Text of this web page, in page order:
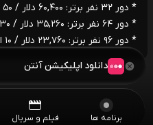
* دور ۳۲ نفر برتر: ‌۶۰,۴۰۰ دلار / ۵۰ امتیاز
* دور ۶۴ نفر برتر: ‌۳۵,۲۶۰ دلار / ۳۰ امتیاز
* دور ۹۶ نفر برتر: ‌۲۳,۷۶۰ دلار / ۱۰ امتیاز
برنامه ها فیلم و سریال
دانلود اپلیکیشن آنتن